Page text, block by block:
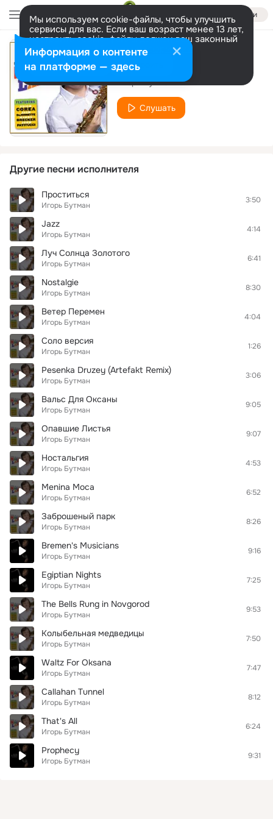
Войти
Мы используем cookie-файлы, чтобы улучшить
сервисы для вас. Если ваш возраст менее 13 лет,
настроить cookie-файлы должен ваш законный
представитель. Больше информации
Разрешить все Настроить
I feel good
Игорь Бутман
Слушать
Другие песни исполнителя
Проститься
Игорь Бутман
3:50
Jazz
Игорь Бутман
4:14
Луч Солнца Золотого
Игорь Бутман
6:41
Nostalgie
Игорь Бутман
8:30
Ветер Перемен
Игорь Бутман
4:04
Соло версия
Игорь Бутман
1:26
Pesenka Druzey (Artefakt Remix)
Игорь Бутман
3:06
Вальс Для Оксаны
Игорь Бутман
9:05
Опавшие Листья
Игорь Бутман
9:07
Ностальгия
Игорь Бутман
4:53
Menina Moca
Игорь Бутман
6:52
Заброшеный парк
Игорь Бутман
8:26
Bremen's Musicians
Игорь Бутман
9:16
Egiptian Nights
Игорь Бутман
7:25
The Bells Rung in Novgorod
Игорь Бутман
9:53
Колыбельная медведицы
Игорь Бутман
7:50
Waltz For Oksana
Игорь Бутман
7:47
Callahan Tunnel
Игорь Бутман
8:12
That's All
Игорь Бутман
6:24
Prophecy
Игорь Бутман
9:31
Информация о контенте
на платформе — здесь